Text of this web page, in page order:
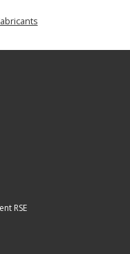
RSE